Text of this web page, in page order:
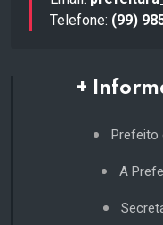
Telefone: (99)
+
Prefeito
A